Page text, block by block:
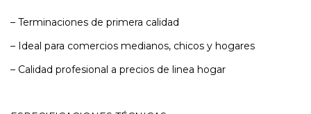
– Terminaciones de primera calidad
– Ideal para comercios medianos, chicos y hogares
– Calidad profesional a precios de linea hogar